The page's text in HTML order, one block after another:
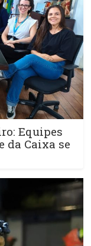
Equipes
da Caixa se